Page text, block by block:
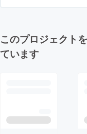
このプロジェクト
ています